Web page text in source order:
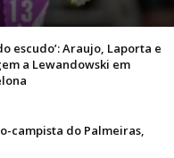
escudo’: Araujo, Laporta e
a Lewandowski em
campista do Palmeiras,